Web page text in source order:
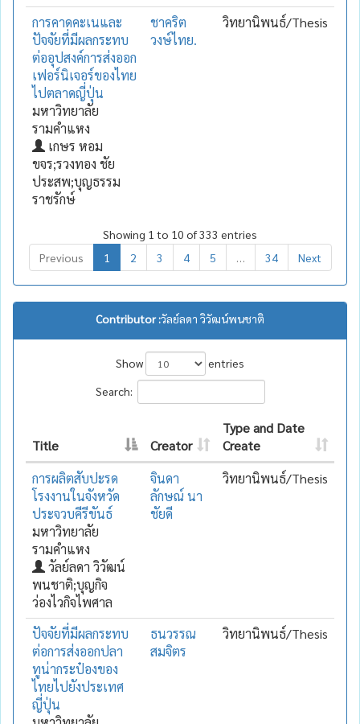
การคาดคะเนและ
ปัจจัยที่มีผลกระทบ
ต่ออุปสงค์การส่งออก
เฟอร์นิเจอร์ของไทย
ไปตลาดญี่ปุ่น
มหาวิทยาลัย
รามคำแหง
เกษร หอม
ขจร;รวงทอง ชัย
ประสพ;บุญธรรม
ราชรักษ์
ชาคริต
วงษ์ไทย.
วิทยานิพนธ์/Thesis
Showing 1 to 10 of 333 entries
Previous
1 2 3 4 5 34 Next
Contributor :วัลย์ลดา วิวัฒน์พนชาติ
Show
entries
Search:
Title Creator
Type and Date
Create
การผลิตสับปะรด
โรงงานในจังหวัด
ประจวบคีรีขันธ์
มหาวิทยาลัย
รามคำแหง
วัลย์ลดา วิวัฒน์
พนชาติ;บุญกิจ
ว่องไวกิจไพศาล
จินดา
ลักษณ์ นา
ชัยดี
วิทยานิพนธ์/Thesis
ปัจจัยที่มีผลกระทบ
ต่อการส่งออกปลา
ทูน่ากระป๋องของ
ไทยไปยังประเทศ
ญี่ปุ่น
ธนวรรณ
สมจิตร
วิทยานิพนธ์/Thesis